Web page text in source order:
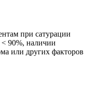
при сатурации
< 90%, наличии
или других факторов